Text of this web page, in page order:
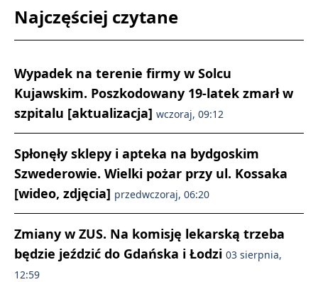
Najczęściej czytane
Wypadek na terenie firmy w Solcu
Kujawskim. Poszkodowany 19-latek zmarł w
szpitalu [aktualizacja] wczoraj, 09:12
Spłonęły sklepy i apteka na bydgoskim
Szwederowie. Wielki pożar przy ul. Kossaka
[wideo, zdjęcia] przedwczoraj, 06:20
Zmiany w ZUS. Na komisję lekarską trzeba
będzie jeździć do Gdańska i Łodzi 03 sierpnia,
12:59